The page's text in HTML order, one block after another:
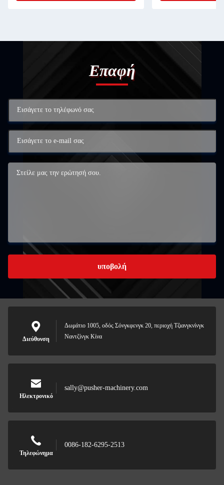
Επαφή
υποβολή
Διεύθυνση
Δωμάτιο 1005, οδός Σόνγκφενγκ 20, περιοχή Τζιανγκνίνγκ
Ναντζίνγκ Κίνα
Ηλεκτρονικό
sally@pusher-machinery.com
Τηλεφώνημα
0086-182-6295-2513